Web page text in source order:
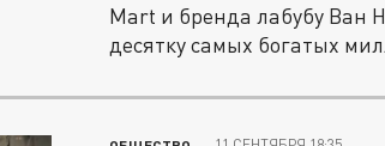
Mart и бренда лабубу Ван
десятку самых богатых